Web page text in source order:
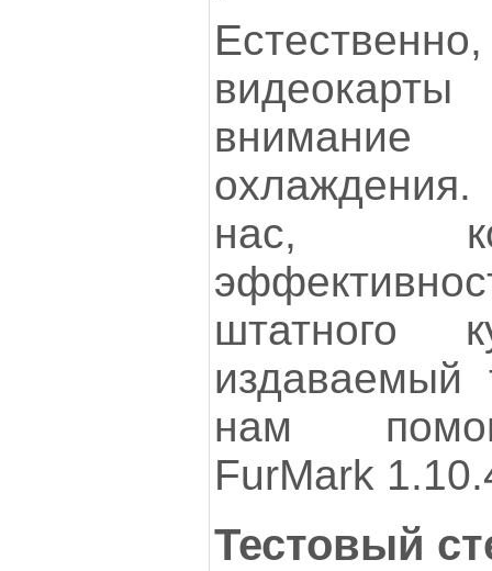
нас,
штатного
издаваемый
нам
FurMark
Тестовый